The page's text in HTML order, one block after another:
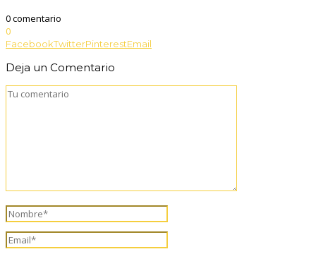
0 comentario
0
FacebookTwitterPinterestEmail
Deja un Comentario